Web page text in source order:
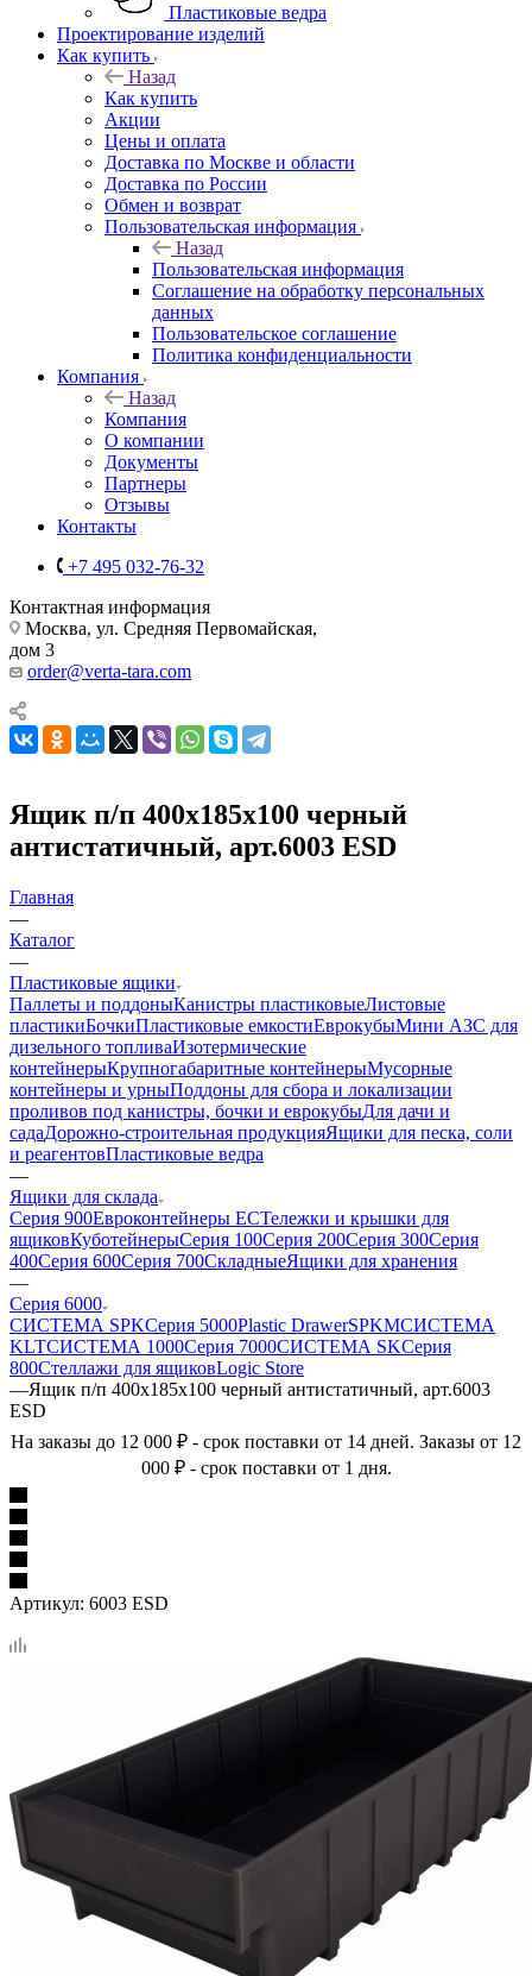
Пластиковые ведра
Проектирование изделий
Как купить
Назад
Как купить
Акции
Цены и оплата
Доставка по Москве и области
Доставка по России
Обмен и возврат
Пользовательская информация
Назад
Пользовательская информация
Соглашение на обработку персональных
данных
Пользовательское соглашение
Политика конфиденциальности
Компания
Назад
Компания
О компании
Документы
Партнеры
Отзывы
Контакты
+7 495 032-76-32
Контактная информация
Москва, ул. Средняя Первомайская,
дом 3
order@verta-tara.com
Ящик п/п 400x185x100 черный
антистатичный, арт.6003 ESD
Главная
—
Каталог
—
Пластиковые ящики
Паллеты и поддоныКанистры пластиковыеЛистовые
пластикиБочкиПластиковые емкостиЕврокубыМини АЗС для
дизельного топливаИзотермические
контейнерыКрупногабаритные контейнерыМусорные
контейнеры и урныПоддоны для сбора и локализации
проливов под канистры, бочки и еврокубыДля дачи и
садаДорожно-строительная продукцияЯщики для песка, соли
и реагентовПластиковые ведра
—
Ящики для склада
Серия 900Евроконтейнеры ЕСТележки и крышки для
ящиковКуботейнерыСерия 100Серия 200Серия 300Серия
400Серия 600Серия 700СкладныеЯщики для хранения
—
Серия 6000
СИСТЕМА SPKСерия 5000Plastic DrawerSPKMСИСТЕМА
KLTСИСТЕМА 1000Серия 7000СИСТЕМА SKСерия
800Стеллажи для ящиковLogic Store
—Ящик п/п 400x185x100 черный антистатичный, арт.6003
ESD
На заказы до 12 000 ₽ - срок поставки от 14 дней. Заказы от 12
000 ₽ - срок поставки от 1 дня.
Артикул: 6003 ESD